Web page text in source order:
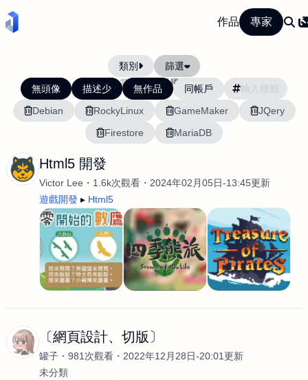
作品 專家
類別 篩選
當前排序: 活躍度
無頭像 描述少 無作品
同帳戶
Debian
RockyLinux GameMaker
JQery
Firestore
MariaDB
Html5 開發
Victor Lee 1.6k次觀看
2024年02月05日-13:45更新
遊戲開發
Html5
〔網頁設計、切版〕
罐子 981次觀看
2022年12月28日-20:01更新
未分類